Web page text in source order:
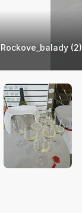
Rockove_balady (2)